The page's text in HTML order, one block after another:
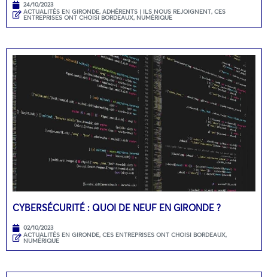
24/10/2023
ACTUALITÉS EN GIRONDE, ADHÉRENTS | ILS NOUS REJOIGNENT, CES
ENTREPRISES ONT CHOISI BORDEAUX, NUMÉRIQUE
CYBERSÉCURITÉ : QUOI DE NEUF EN GIRONDE ?
02/10/2023
ACTUALITÉS EN GIRONDE, CES ENTREPRISES ONT CHOISI BORDEAUX,
NUMÉRIQUE